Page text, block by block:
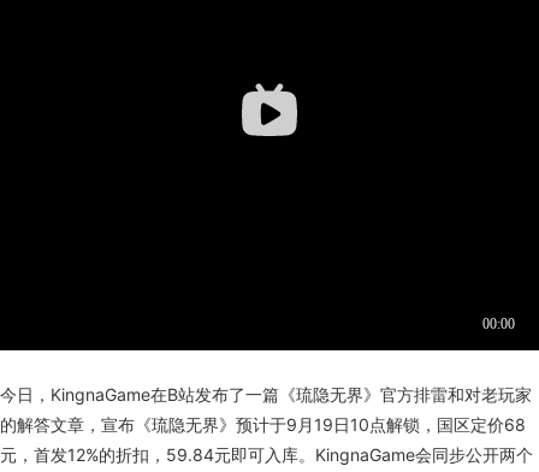
今日，KingnaGame在B站发布了一篇《琉隐无界》官方排雷和对老玩家
的解答文章，宣布《琉隐无界》预计于9月19日10点解锁，国区定价68
元，首发12%的折扣，59.84元即可入库。KingnaGame会同步公开两个